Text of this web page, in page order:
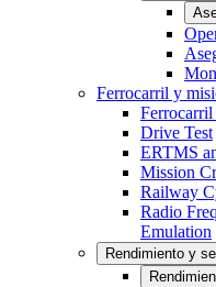
Ferrocarril y
Drive Test
ERTMS
Mission
Railway
Radio
Emulation
Rendimiento y